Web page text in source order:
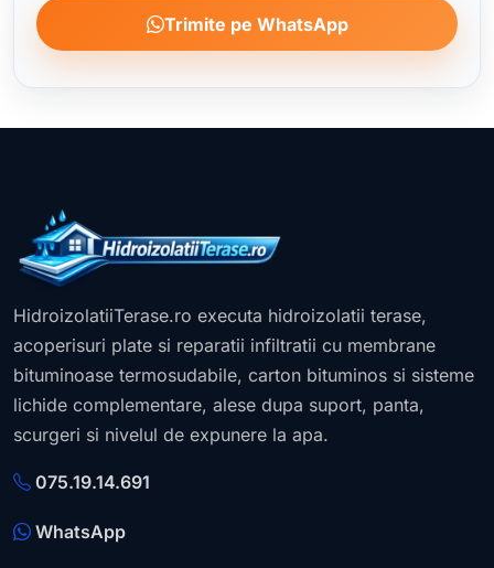
Trimite pe WhatsApp
HidroizolatiiTerase.ro executa hidroizolatii terase,
acoperisuri plate si reparatii infiltratii cu membrane
bituminoase termosudabile, carton bituminos si sisteme
lichide complementare, alese dupa suport, panta,
scurgeri si nivelul de expunere la apa.
075.19.14.691
WhatsApp